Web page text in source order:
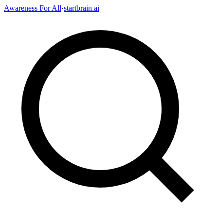
Awareness For All·startbrain.ai